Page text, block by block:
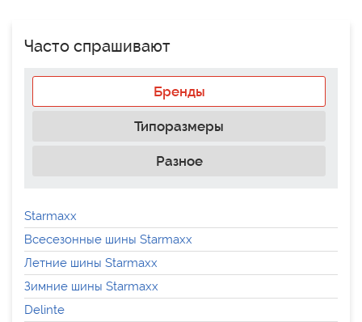
Часто спрашивают
Бренды
Типоразмеры
Разное
Starmaxx
Всесезонные шины Starmaxx
Летние шины Starmaxx
Зимние шины Starmaxx
Delinte